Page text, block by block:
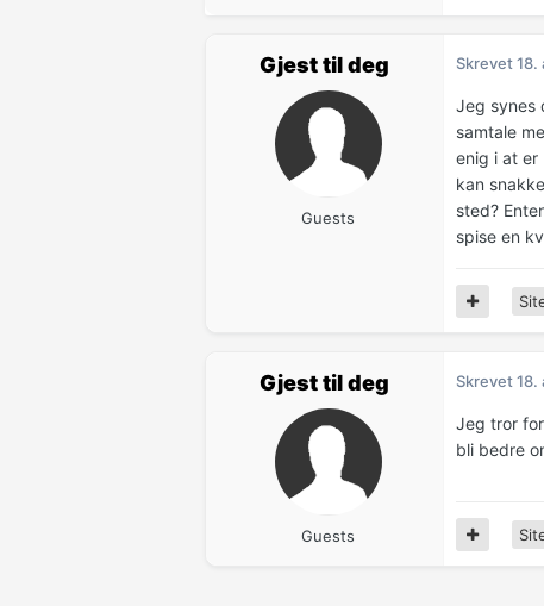
Gjest til deg
Guests
Skrevet18.
Jeg synes
samtale
enig i at er
kan
sted?
spise en
Gjest til deg
Guests
Skrevet18.
Jeg tror
bli bedre